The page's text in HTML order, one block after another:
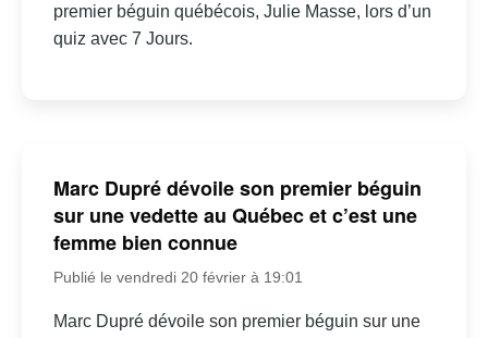
premier béguin québécois, Julie Masse, lors d’un
quiz avec 7 Jours.
Marc Dupré dévoile son premier béguin
sur une vedette au Québec et c’est une
femme bien connue
Publié le vendredi 20 février à 19:01
Marc Dupré dévoile son premier béguin sur une